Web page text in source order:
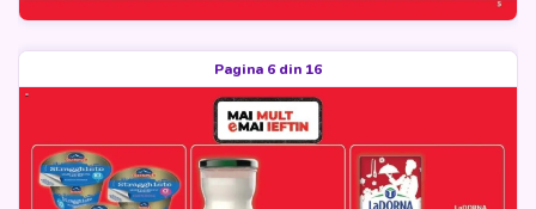
Pagina 6 din 16